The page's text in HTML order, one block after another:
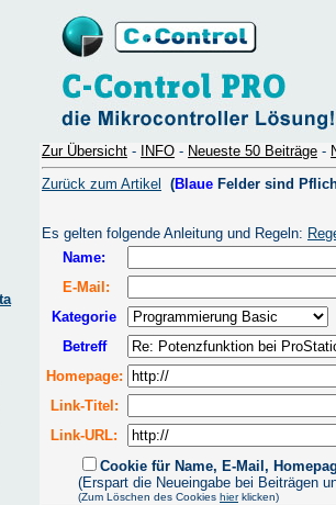
Zur Übersicht - INFO - Neueste 50 Beiträge -
Zurück zum Artikel (Blaue Felder sind
Es gelten folgende Anleitung und Regeln:
Name:
E-Mail:
Kategorie
Betreff
Homepage:
Link-Titel:
Link-URL:
Cookie für Name, E-Mail,
(Erspart die Neueingabe bei Beiträgen
(Zum Löschen des Cookies hierklicken)